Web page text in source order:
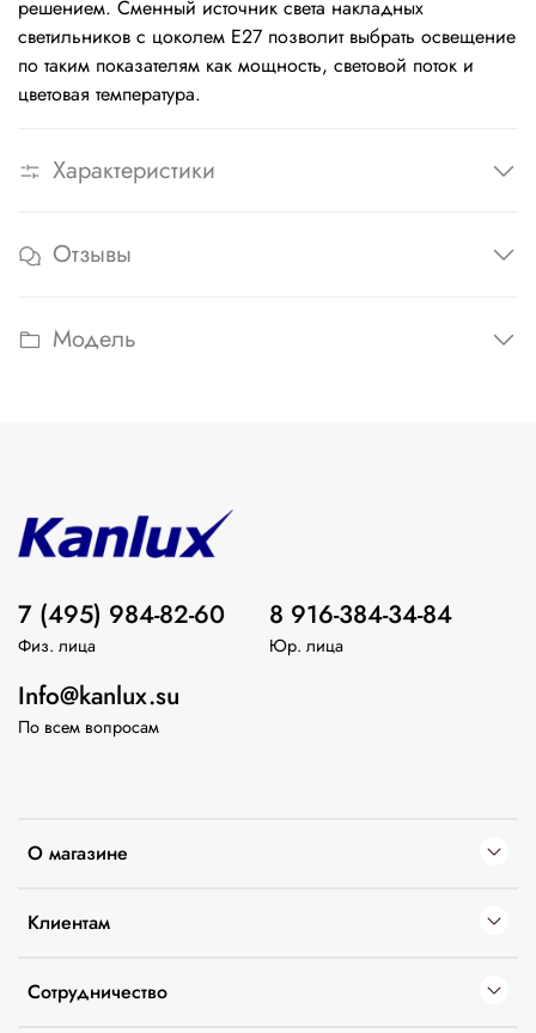
решением. Сменный источник света накладных
светильников с цоколем Е27 позволит выбрать освещение
по таким показателям как мощность, световой поток и
цветовая температура.
Характеристики
Отзывы
Модель
О магазине
Клиентам
Сотрудничество
7 (495) 984-82-60
Физ. лица
8 916-384-34-84
Юр. лица
Info@kanlux.su
По всем вопросам